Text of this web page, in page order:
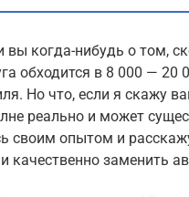
когда-нибудь о том,
обходится в 8 000 — 20
Но что, если я скажу
реально и может
своим опытом и
качественно заменить